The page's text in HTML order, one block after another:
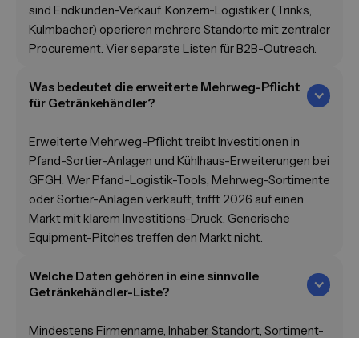
sind Endkunden-Verkauf. Konzern-Logistiker (Trinks,
Kulmbacher) operieren mehrere Standorte mit zentraler
Procurement. Vier separate Listen für B2B-Outreach.
Was bedeutet die erweiterte Mehrweg-Pflicht
für Getränkehändler?
Erweiterte Mehrweg-Pflicht treibt Investitionen in
Pfand-Sortier-Anlagen und Kühlhaus-Erweiterungen bei
GFGH. Wer Pfand-Logistik-Tools, Mehrweg-Sortimente
oder Sortier-Anlagen verkauft, trifft 2026 auf einen
Markt mit klarem Investitions-Druck. Generische
Equipment-Pitches treffen den Markt nicht.
Welche Daten gehören in eine sinnvolle
Getränkehändler-Liste?
Mindestens Firmenname, Inhaber, Standort, Sortiment-